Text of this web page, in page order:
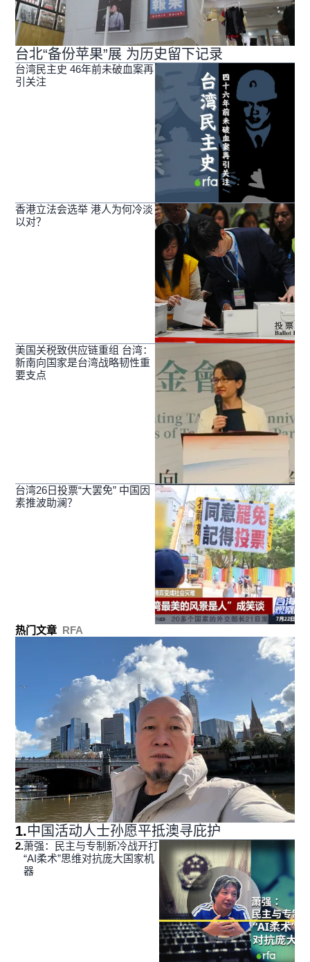
台北“备份苹果”展 为历史留下记录
台湾民主史 46年前未破血案再
引关注
香港立法会选举 港人为何冷淡
以对？
美国关税致供应链重组 台湾：
新南向国家是台湾战略韧性重
要支点
台湾26日投票“大罢免” 中国因
素推波助澜？
热门文章 RFA
1.中国活动人士孙愿平抵澳寻庇护
2.萧强：民主与专制新冷战开打
“AI柔术”思维对抗庞大国家机
器